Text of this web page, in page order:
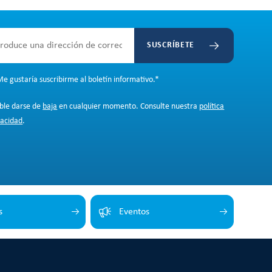
SUSCRÍBETE
gustaría suscribirme al boletín informativo.*
darse de baja en cualquier momento. Consulte nuestra política
.
Eventos